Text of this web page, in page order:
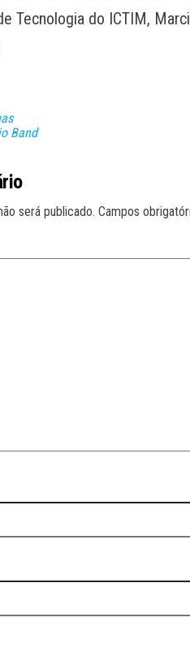
Tecnologia do ICTIM,
Band
será publicado. Campos